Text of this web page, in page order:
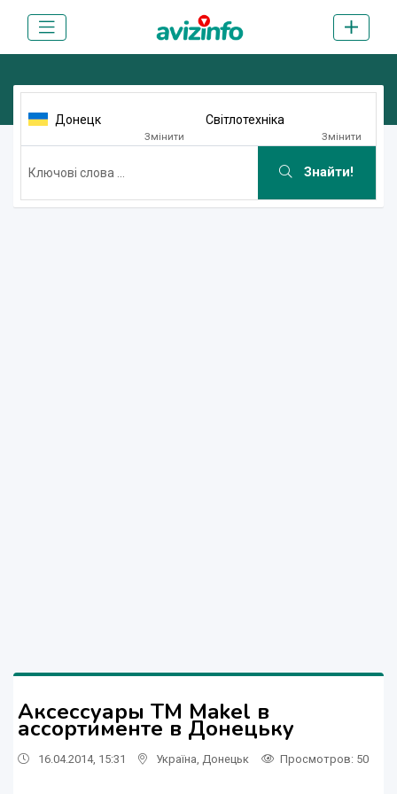
Донецк
Змінити
Світлотехніка
Змінити
Знайти!
Аксессуары ТМ Makel в
ассортименте в Донецьку
16.04.2014, 15:31 Україна Донецьк Просмотров: 50